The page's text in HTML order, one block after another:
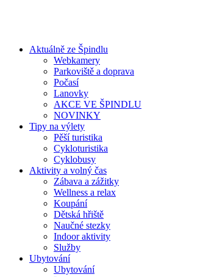
Aktuálně ze Špindlu
Webkamery
Parkoviště a doprava
Počasí
Lanovky
AKCE VE ŠPINDLU
NOVINKY
Tipy na výlety
Pěší turistika
Cykloturistika
Cyklobusy
Aktivity a volný čas
Zábava a zážitky
Wellness a relax
Koupání
Dětská hřiště
Naučné stezky
Indoor aktivity
Služby
Ubytování
Ubytování